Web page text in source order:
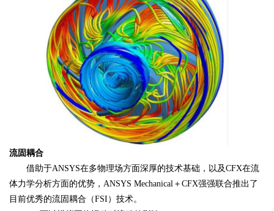
流固耦合
借助于ANSYS在多物理场方面深厚的技术基础，以及CFX在流
体力学分析方面的优势，ANSYS Mechanical＋CFX强强联合推出了
目前优秀的流固耦合（FSI）技术。